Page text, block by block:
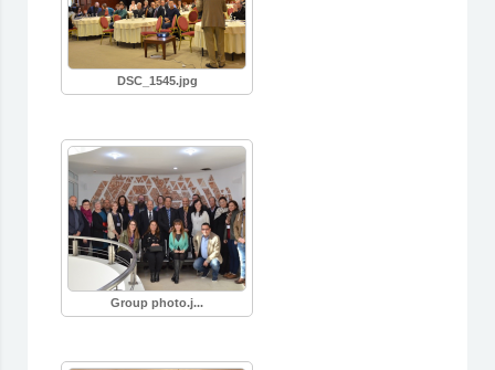
DSC_1545.jpg
Group photo.j...